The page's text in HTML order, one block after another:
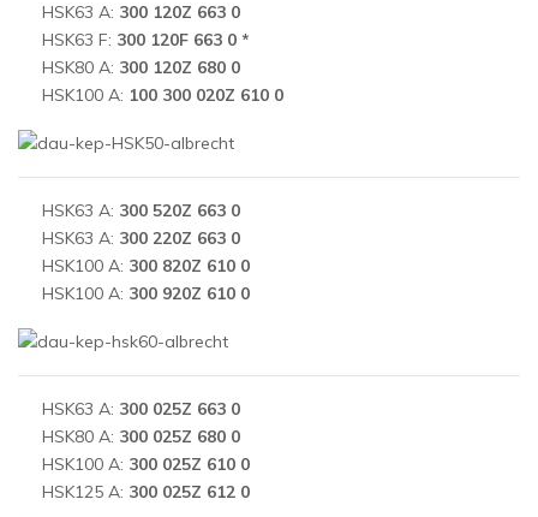
HSK63 A: 300 120Z 663 0
HSK63 F: 300 120F 663 0 *
HSK80 A: 300 120Z 680 0
HSK100 A: 100 300 020Z 610 0
HSK63 A: 300 520Z 663 0
HSK63 A: 300 220Z 663 0
HSK100 A: 300 820Z 610 0
HSK100 A: 300 920Z 610 0
HSK63 A: 300 025Z 663 0
HSK80 A: 300 025Z 680 0
HSK100 A: 300 025Z 610 0
HSK125 A: 300 025Z 612 0